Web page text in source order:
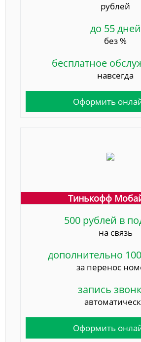
рублей
до 55 дней
без %
бесплатное
навсегда
Оформить
Тинькофф
500 рублей в
на связь
дополнительно
за перенос
запись
Оформить